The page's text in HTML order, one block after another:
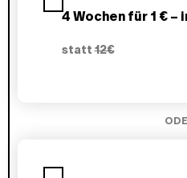
4 Wochen für 1 € –
statt12€